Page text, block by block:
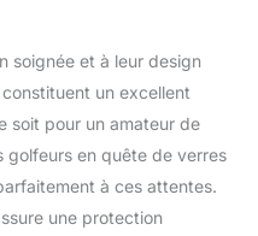
soignée et à leur design
un excellent
soit pour un amateur de
golfeurs en quête de verres
à ces attentes.
une protection